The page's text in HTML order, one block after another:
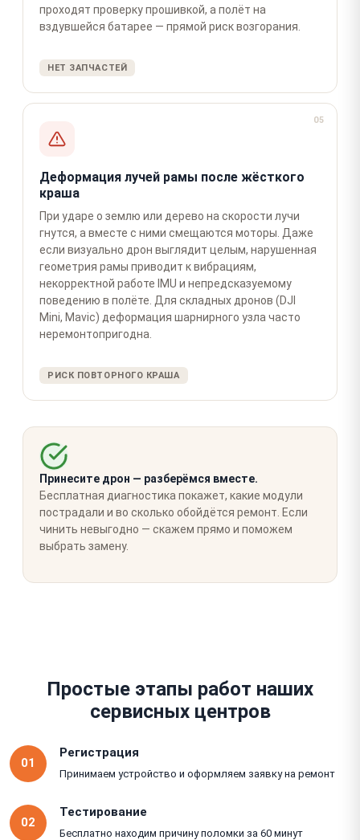
проходят проверку прошивкой, а полёт на
вздувшейся батарее — прямой риск возгорания.
НЕТ ЗАПЧАСТЕЙ
05
Деформация лучей рамы после жёсткого
краша
При ударе о землю или дерево на скорости лучи
гнутся, а вместе с ними смещаются моторы. Даже
если визуально дрон выглядит целым, нарушенная
геометрия рамы приводит к вибрациям,
некорректной работе IMU и непредсказуемому
поведению в полёте. Для складных дронов (DJI
Mini, Mavic) деформация шарнирного узла часто
неремонтопригодна.
РИСК ПОВТОРНОГО КРАША
Принесите дрон — разберёмся вместе.
Бесплатная диагностика покажет, какие модули
пострадали и во сколько обойдётся ремонт. Если
чинить невыгодно — скажем прямо и поможем
выбрать замену.
Простые этапы работ наших
сервисных центров
01
Регистрация
Принимаем устройство и оформляем заявку на ремонт
02
Тестирование
Бесплатно находим причину поломки за 60 минут